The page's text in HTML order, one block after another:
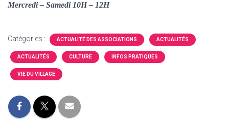
Mercredi – Samedi 10H – 12H
Catégories : ACTUALITÉ DES ASSOCIATIONS ACTUALITÉS
ACTUALITÉS CULTURE INFOS PRATIQUES
VIE DU VILLAGE